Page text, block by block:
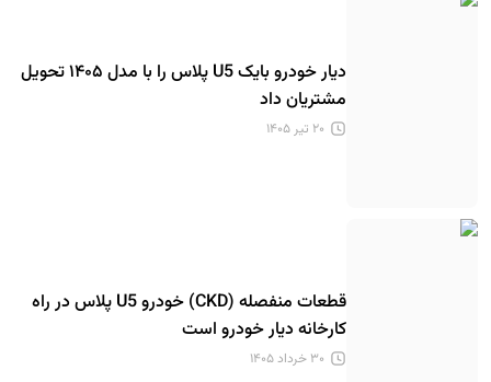
دیار خودرو بایک U5 پلاس را با مدل ۱۴۰۵ تحویل
مشتریان داد
۲۰ تیر ۱۴۰۵
قطعات منفصله (CKD) خودرو U5 پلاس در راه
کارخانه دیار خودرو است
۳۰ خرداد ۱۴۰۵